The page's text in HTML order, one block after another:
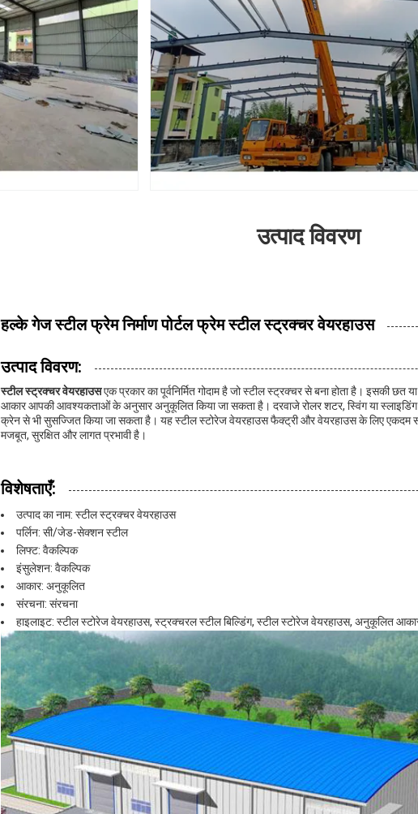
उत्पाद विवरण
हल्के गेज स्टील फ्रेम निर्माण पोर्टल फ्रेम स्टील स्ट्रक्चर वेयरहाउस
उत्पाद विवरण:
स्टील स्ट्रक्चर वेयरहाउसएक प्रकार का पूर्वनिर्मित गोदाम है जो स्टील स्ट्रक्चर से बना होता है। इसकी छत
आकार आपकी आवश्यकताओं के अनुसार अनुकूलित किया जा सकता है। दरवाजे रोलर शटर, स्विंग या
क्रेन से भी सुसज्जित किया जा सकता है। यह स्टील स्टोरेज वेयरहाउस फैक्ट्री और वेयरहाउस के लिए एकदम
मजबूत, सुरक्षित और लागत प्रभावी है।
विशेषताएँ:
उत्पाद का नाम: स्टील स्ट्रक्चर वेयरहाउस
पर्लिन: सी/जेड-सेक्शन स्टील
लिफ्ट: वैकल्पिक
इंसुलेशन: वैकल्पिक
आकार: अनुकूलित
संरचना: संरचना
हाइलाइट: स्टील स्टोरेज वेयरहाउस, स्ट्रक्चरल स्टील बिल्डिंग, स्टील स्टोरेज वेयरहाउस, अनुकूलित